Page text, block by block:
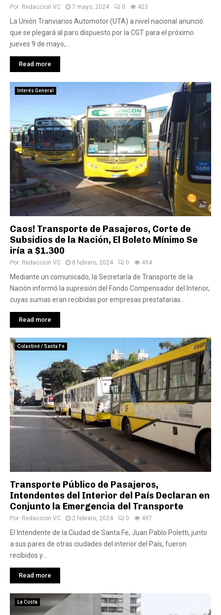
Por: Redaccion VC 7 mayo, 2024 0 423
La Unión Tranviarios Automotor (UTA) a nivel nacional anunció
que se plegará al paro dispuesto por la CGT para el próximo
jueves 9 de mayo,...
Read more
Interés General
Caos! Transporte de Pasajeros, Corte de
Subsidios de la Nación, El Boleto Mínimo Se
iría a $1.300
Por: Redaccion VC 8 febrero, 2024 0 494
Mediante un comunicado, la Secretaría de Transporte de la
Nación informó la supresión del Fondo Compensador del Interior,
cuyas sumas eran recibidas por empresas prestatarias...
Read more
Colastiné / Santa Fe
Transporte Público de Pasajeros,
Intendentes del Interior del País Declaran en
Conjunto la Emergencia del Transporte
Por: Redaccion VC 2 febrero, 2024 0 497
El Intendente de la Ciudad de Santa Fe, Juan Pablo Poletti, junto
a sus pares de otras ciudades del interior del País, fueron
recibidos y...
Read more
La Costa